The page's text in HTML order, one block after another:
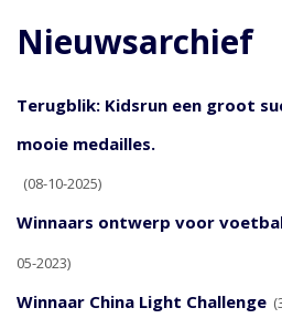
Nieuwsarchief
Terugblik: Kidsrun een groot
mooie medailles.
(08-10-2025)
Winnaars ontwerp voor
05-2023)
Winnaar China Light Challenge